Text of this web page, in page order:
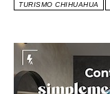
TURISMO CHIHUAHUA